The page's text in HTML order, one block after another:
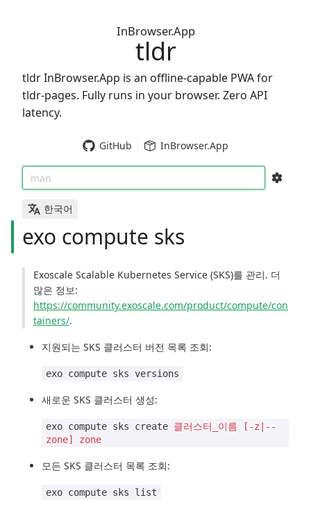
InBrowser.App
tldr
tldr InBrowser.App is an offline-capable PWA for
tldr-pages. Fully runs in your browser. Zero API
latency.
GitHub InBrowser.App
man
한국어
exo compute sks
Exoscale Scalable Kubernetes Service (SKS)를 관리. 더
많은 정보:
https://community.exoscale.com/product/compute/con
tainers/.
지원되는 SKS 클러스터 버전 목록 조회:
exo compute sks versions
새로운 SKS 클러스터 생성:
exo compute sks create 클러스터_이름
[-z|--
zone]
zone
모든 SKS 클러스터 목록 조회:
exo compute sks list